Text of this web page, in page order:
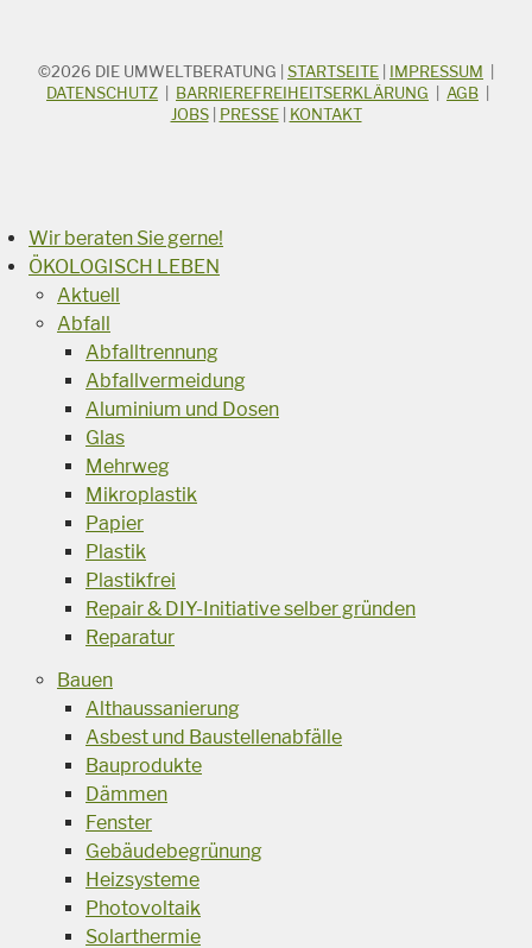
STICHWORTSUCHE
Suchbegriff
©2026 DIE UMWELTBERATUNG | STARTSEITE | IMPRESSUM |
DATENSCHUTZ | BARRIEREFREIHEITSERKLÄRUNG | AGB |
JOBS| PRESSE| KONTAKT
Wir beraten Sie gerne!
ÖKOLOGISCH LEBEN
Aktuell
Abfall
Abfalltrennung
Abfallvermeidung
Aluminium und Dosen
Glas
Mehrweg
Mikroplastik
Papier
Plastik
Plastikfrei
Repair & DIY-Initiative selber gründen
Reparatur
Bauen
Althaussanierung
Asbest und Baustellenabfälle
Bauprodukte
Dämmen
Fenster
Gebäudebegrünung
Heizsysteme
Photovoltaik
Solarthermie